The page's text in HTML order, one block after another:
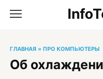
ГЛАВНАЯ » ПРО КОМПЬЮТЕРЫ
Об